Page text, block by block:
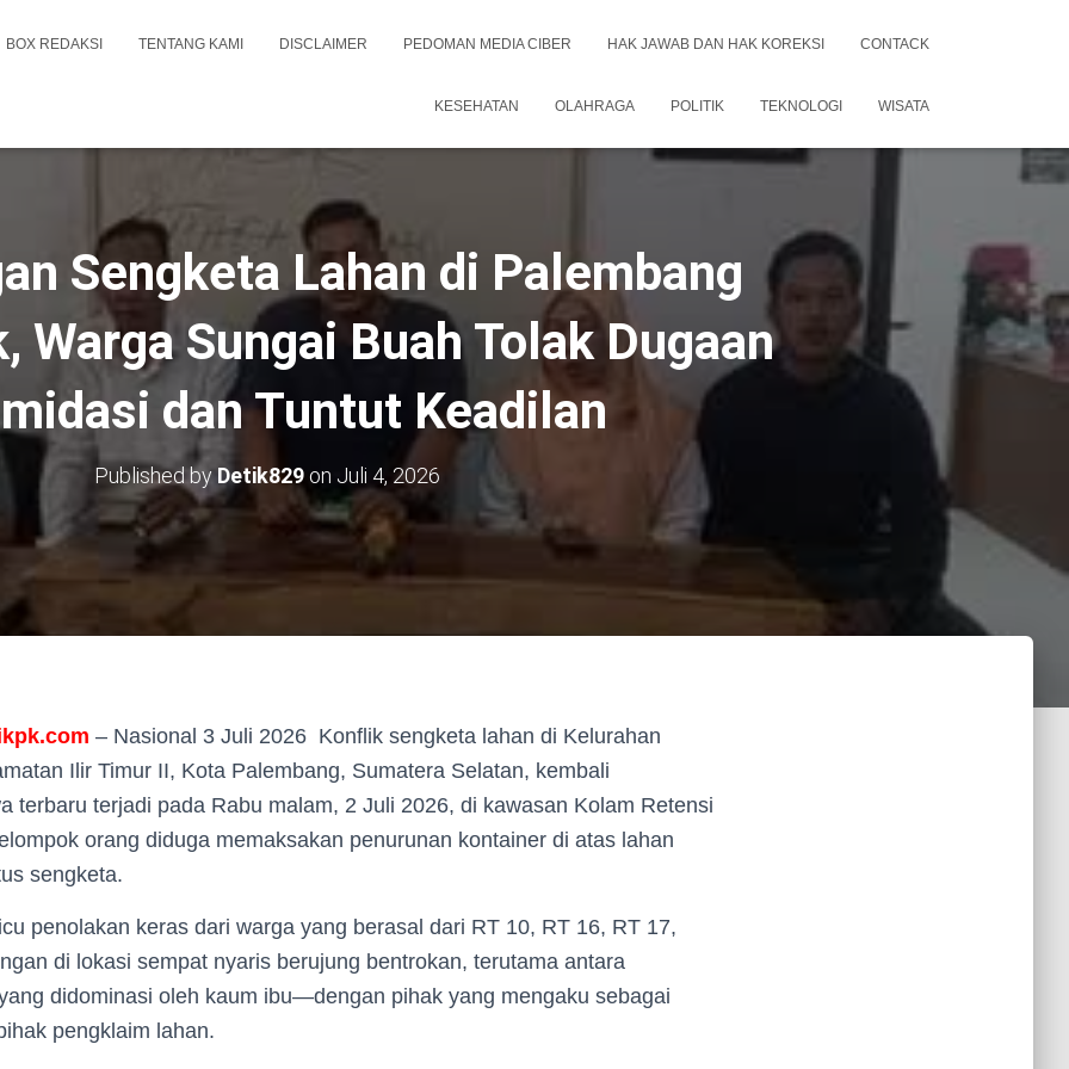
BOX REDAKSI TENTANG KAMI DISCLAIMER PEDOMAN MEDIA CIBER HAK JAWAB DAN HAK KOREKSI CONTACK
KESEHATAN OLAHRAGA POLITIK TEKNOLOGI WISATA
Sengketa Lahan di Palembang
Warga Sungai Buah Tolak Dugaan
dan Tuntut Keadilan
Published by Detik829 on Juli 4, 2026
– Nasional 3 Juli 2026 Konflik sengketa lahan di Kelurahan
Ilir Timur II, Kota Palembang, Sumatera Selatan, kembali
terbaru terjadi pada Rabu malam, 2 Juli 2026, di kawasan Kolam Retensi
orang diduga memaksakan penurunan kontainer di atas lahan
sengketa.
penolakan keras dari warga yang berasal dari RT 10, RT 16, RT 17,
di lokasi sempat nyaris berujung bentrokan, terutama antara
didominasi oleh kaum ibu—dengan pihak yang mengaku sebagai
pengklaim lahan.